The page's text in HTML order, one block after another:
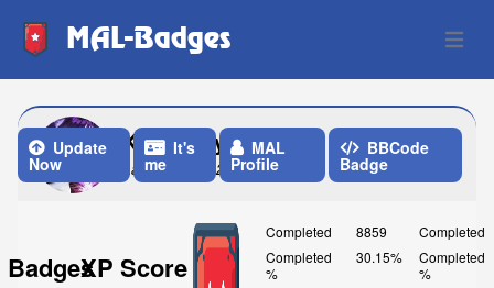
MAL-Badges Open
KuroiKikyou
Last Update: 2 Months ago
Update
Now
It's
me
MAL
Profile
BBCode
Badge
BadgesXP Score
Completed
8859
Completed
%
30.15%
Completed
Completed
%